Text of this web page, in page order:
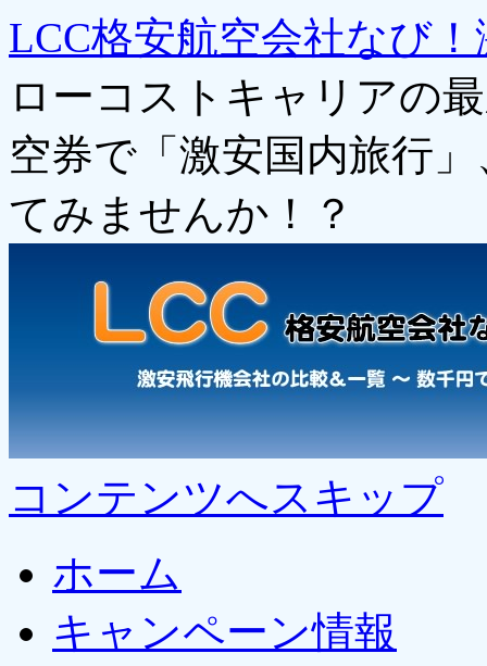
LCC格安航空会社なび
ローコストキャリアの
空券で「激安国内旅行
てみませんか！？
コンテンツへスキップ
ホーム
キャンペーン情報